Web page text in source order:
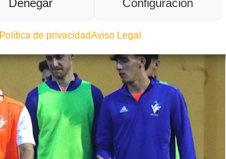
Política de privacidadAviso Legal